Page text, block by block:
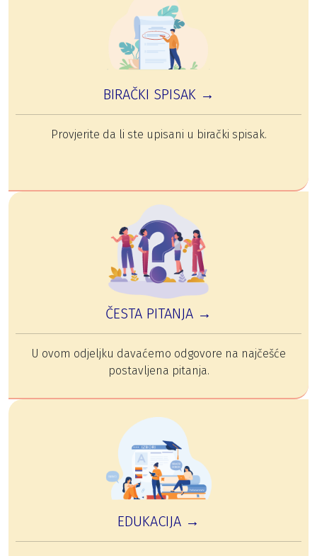
BIRAČKI SPISAK →
Provjerite da li ste upisani u birački spisak.
ČESTA PITANJA →
U ovom odjeljku davaćemo odgovore na najčešće
postavljena pitanja.
EDUKACIJA →